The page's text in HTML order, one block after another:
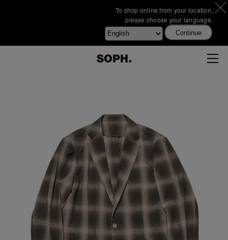
To shop online from your location,
please choose your language.
Continue